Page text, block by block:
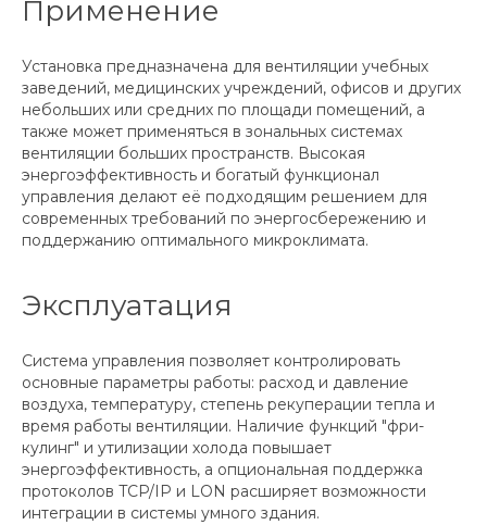
Применение
Установка предназначена для вентиляции учебных
заведений, медицинских учреждений, офисов и других
небольших или средних по площади помещений, а
также может применяться в зональных системах
вентиляции больших пространств. Высокая
энергоэффективность и богатый функционал
управления делают её подходящим решением для
современных требований по энергосбережению и
поддержанию оптимального микроклимата.
Эксплуатация
Система управления позволяет контролировать
основные параметры работы: расход и давление
воздуха, температуру, степень рекуперации тепла и
время работы вентиляции. Наличие функций "фри-
кулинг" и утилизации холода повышает
энергоэффективность, а опциональная поддержка
протоколов TCP/IP и LON расширяет возможности
интеграции в системы умного здания.